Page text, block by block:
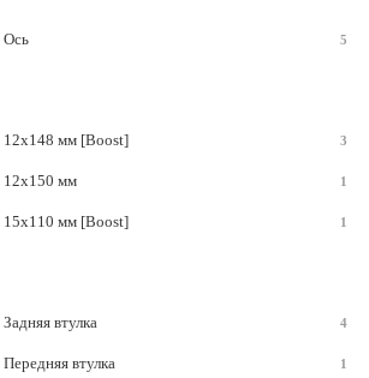
Ось 5
12x148 мм [Boost] 3
12x150 мм 1
15x110 мм [Boost] 1
Задняя втулка 4
Передняя втулка 1